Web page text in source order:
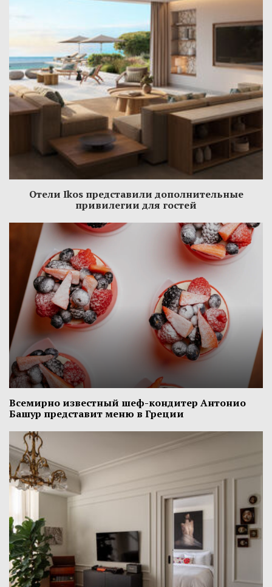
Отели Ikos представили дополнительные
привилегии для гостей
Всемирно известный шеф-кондитер Антонио
Башур представит меню в Греции